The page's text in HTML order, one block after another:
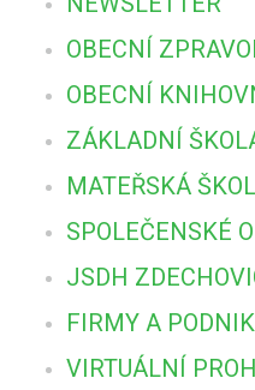
OBECNÍ
OBECNÍ
ZÁKLADNÍ
MATEŘSKÁ
SPOLEČENSKÉ
JSDH
FIRMY A
VIRTUÁLNÍ